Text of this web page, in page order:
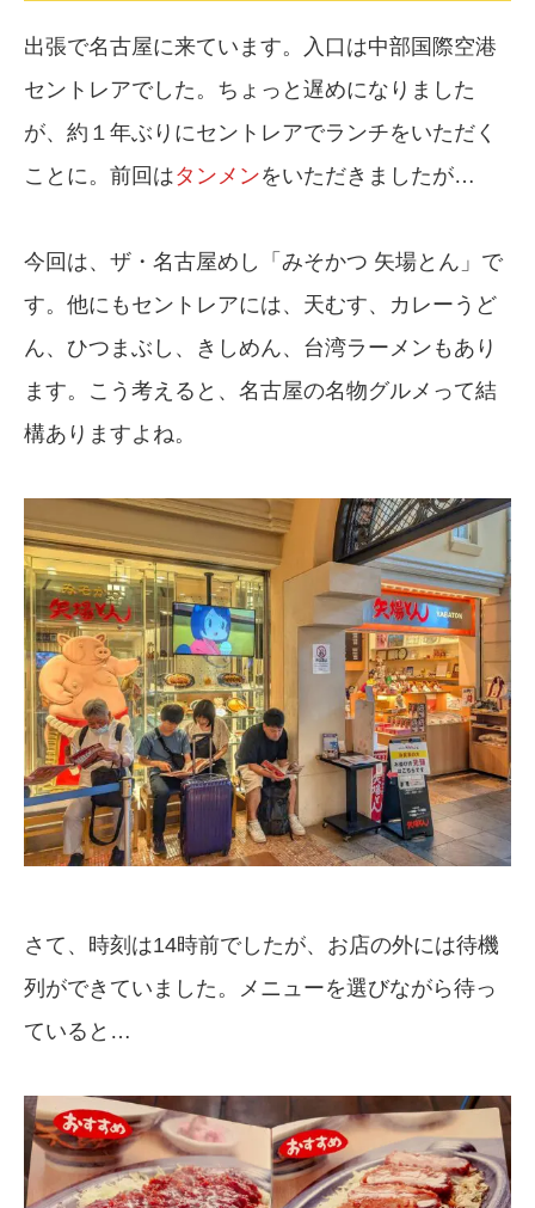
出張で名古屋に来ています。入口は中部国際空港
セントレアでした。ちょっと遅めになりました
が、約１年ぶりにセントレアでランチをいただく
ことに。前回はタンメンをいただきましたが…
今回は、ザ・名古屋めし「みそかつ 矢場とん」で
す。他にもセントレアには、天むす、カレーうど
ん、ひつまぶし、きしめん、台湾ラーメンもあり
ます。こう考えると、名古屋の名物グルメって結
構ありますよね。
さて、時刻は14時前でしたが、お店の外には待機
列ができていました。メニューを選びながら待っ
ていると…